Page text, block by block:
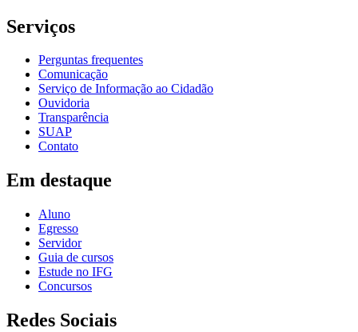
Serviços
Perguntas frequentes
Comunicação
Serviço de Informação ao Cidadão
Ouvidoria
Transparência
SUAP
Contato
Em destaque
Aluno
Egresso
Servidor
Guia de cursos
Estude no IFG
Concursos
Redes Sociais